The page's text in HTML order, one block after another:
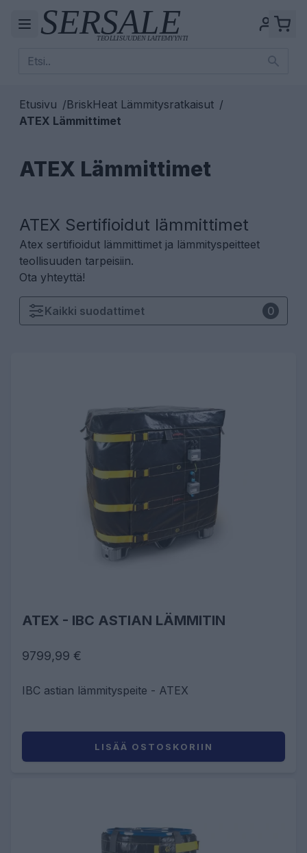
Etusivu /BriskHeat Lämmitysratkaisut /
ATEX Lämmittimet
ATEX Lämmittimet
ATEX Sertifioidut lämmittimet
Atex sertifioidut lämmittimet ja lämmityspeitteet
teollisuuden tarpeisiin.
Ota yhteyttä!
Kaikki suodattimet 0
ATEX - IBC ASTIAN LÄMMITIN
9799,99 €
IBC astian lämmityspeite - ATEX
LISÄÄ OSTOSKORIIN